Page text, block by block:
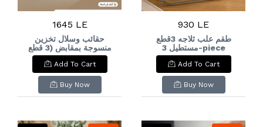
1645 LE
حقائب وسلال تخزين
منسوجة بمقابض (3 قطع
متداخلة)Woven Rope
Tote & Storage
Basket Set (3 Pcs
Nesting)
Add To Cart
Buy Now
930 LE
طقم علب ثلاجه 3قطع
مستطيل 3-piece
rectangular
refrigerator
container set
Add To Cart
Buy Now